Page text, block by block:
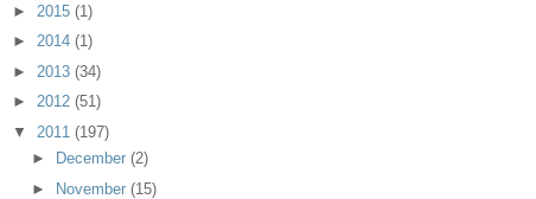
► 2015 (1)
► 2014 (1)
► 2013 (34)
► 2012 (51)
▼ 2011 (197)
►
December (2)
► November (15)